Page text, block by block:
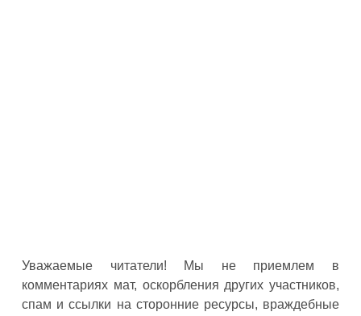
Уважаемые читатели! Мы не приемлем в
комментариях мат, оскорбления других участников,
спам и ссылки на сторонние ресурсы, враждебные